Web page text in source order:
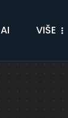
AI VIŠE